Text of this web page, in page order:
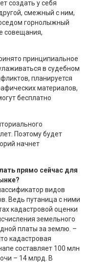
создать у себя
смежный с ним,
горнолыжный
совещания,
принципиальное
в судебном
планируется
материалов,
бесплатно
Поэтому будет
начнет
прямо сейчас для
видов
Ведь путаница с ними
кадастровой оценки
земельного
платы за землю. –
кадастровая
составляет 100 млн
– 14 млрд. В